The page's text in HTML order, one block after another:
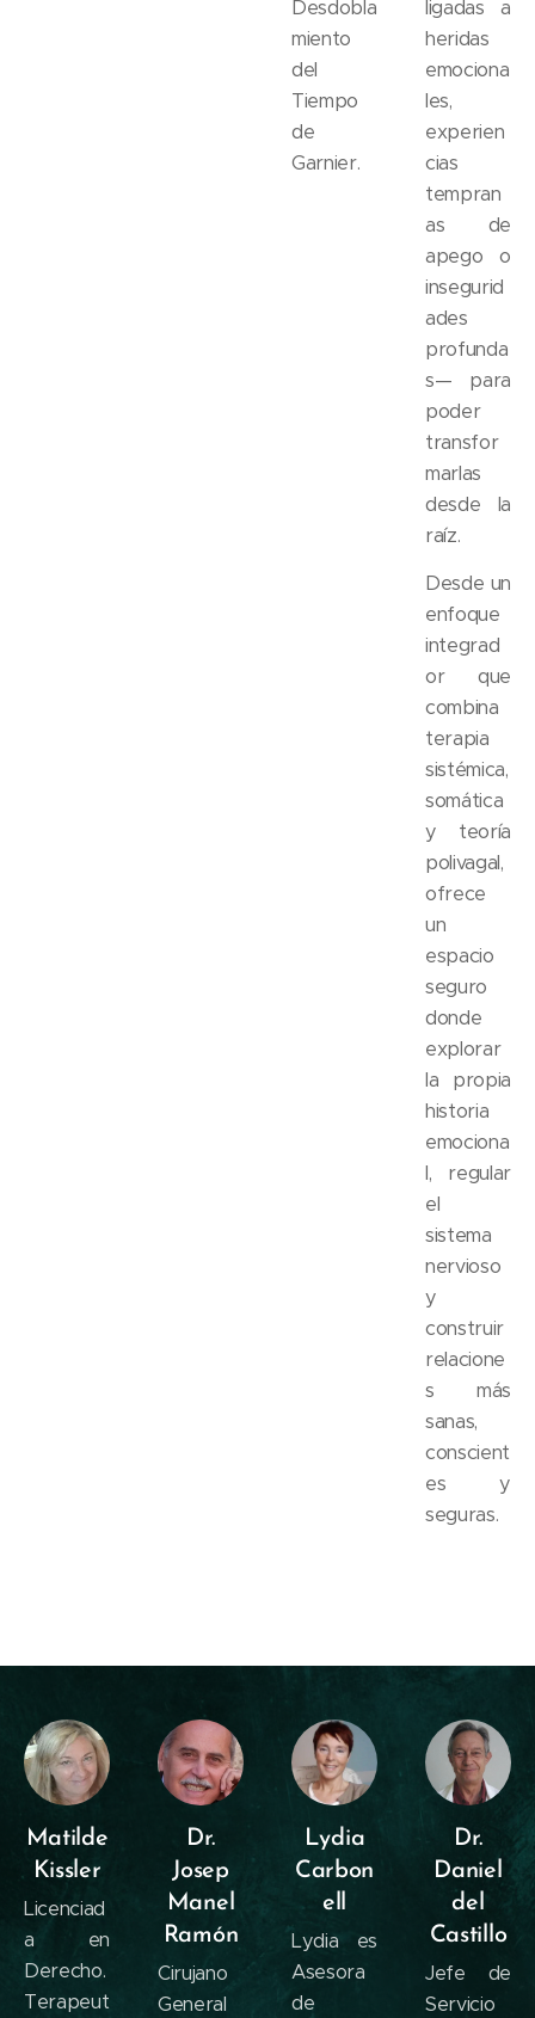
Desdobla
miento
del
Tiempo
de
Garnier.
ligadas a
heridas
emociona
les,
experien
cias
tempran
as de
apego o
insegurid
ades
profunda
s— para
poder
transfor
marlas
desde la
raíz.
Desde un
enfoque
integrad
or que
combina
terapia
sistémica,
somática
y teoría
polivagal,
ofrece
un
espacio
seguro
donde
explorar
la propia
historia
emociona
l, regular
el
sistema
nervioso
y
construir
relacione
s más
sanas,
conscient
es y
seguras.
Matilde
Kissler
Licenciad
a en
Derecho.
Terapeut
Dr.
Josep
Manel
Ramón
Cirujano
General
Lydia
Carbon
ell
Lydia es
Asesora
de
Dr.
Daniel
del
Castillo
Jefe de
Servicio